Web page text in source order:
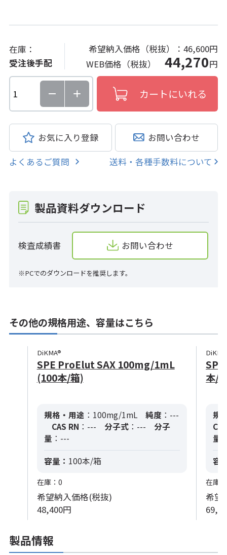
在庫：
受注後手配
希望納入価格（税抜）：46,600円
WEB価格（税抜）44,270円
お気に入り登録 お問い合わせ
よくあるご質問 送料・各種手数料について
製品資料ダウンロード
検査成績書 お問い合わせ
※PCでのダウンロードを推奨します。
その他の規格用途、容量はこちら
DiKMA®
SPE ProElut SAX 100mg/1mL
(100本/箱)
規格・用途 ：100mg/1mL 純度 ：---
CAS RN ：--- 分子式：---
分子
量 ：---
容量： 100本/箱
在庫：0
希望納入価格(税抜)
48,400円
本/
規
量
容
在庫
希望
製品情報